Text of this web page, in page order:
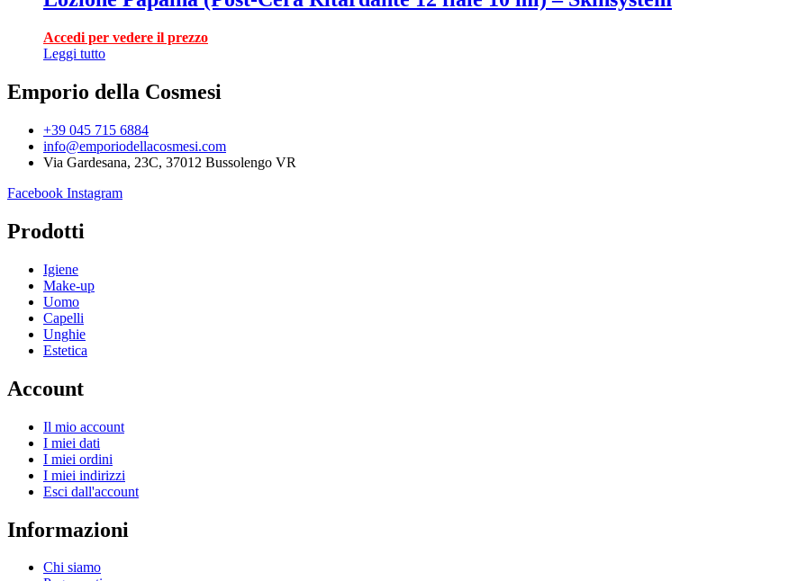
Accedi per vedere il prezzo
Leggi tutto
Emporio della Cosmesi
+39 045 715 6884
info@emporiodellacosmesi.com
Via Gardesana, 23C, 37012 Bussolengo VR
Facebook Instagram
Prodotti
Igiene
Make-up
Uomo
Capelli
Unghie
Estetica
Account
Il mio account
I miei dati
I miei ordini
I miei indirizzi
Esci dall'account
Informazioni
Chi siamo